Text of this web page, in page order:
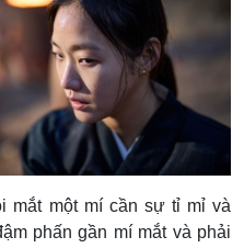
mắt một mí cần sự tỉ mỉ và
phấn gần mí mắt và phải